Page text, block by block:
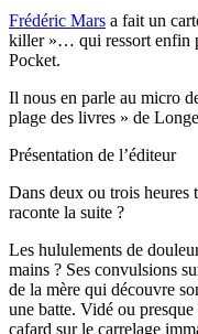
Frédéric Mars a fait un
killer »… qui ressort enfin
Pocket.
Il nous en parle au micro
plage des livres » de
Présentation de l’éditeur
Dans deux ou trois heures
raconte la suite ?
Les hululements de
mains ? Ses convulsions
de la mère qui découvre
une batte. Vidé ou
cafard sur le carrelage